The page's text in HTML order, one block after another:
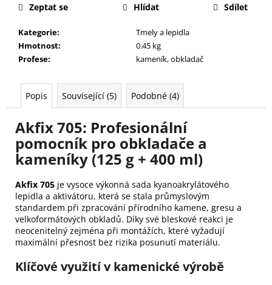
Kategorie:
Tmely a lepidla
Hmotnost:
0.45 kg
Profese: kameník, obkladač
Zeptat se Hlídat Sdílet
Popis Související (5) Podobné (4)
Akfix 705: Profesionální
pomocník pro obkladače a
kameníky (125 g + 400 ml)
Akfix 705 je vysoce výkonná sada kyanoakrylátového
lepidla a aktivátoru, která se stala průmyslovým
standardem při zpracování přírodního kamene, gresu a
velkoformátových obkladů. Díky své bleskové reakci je
neocenitelný zejména při montážích, které vyžadují
maximální přesnost bez rizika posunutí materiálu.
Klíčové využití v kamenické výrobě